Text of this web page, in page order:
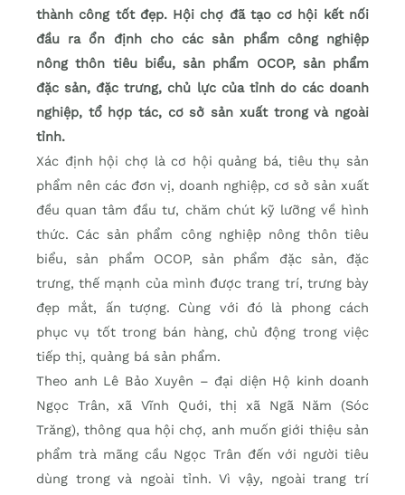
thành công tốt đẹp. Hội chợ đã tạo cơ hội kết nối
đầu ra ổn định cho các sản phẩm công nghiệp
nông thôn tiêu biểu, sản phẩm OCOP, sản phẩm
đặc sản, đặc trưng, chủ lực của tỉnh do các doanh
nghiệp, tổ hợp tác, cơ sở sản xuất trong và ngoài
tỉnh.
Xác định hội chợ là cơ hội quảng bá, tiêu thụ sản
phẩm nên các đơn vị, doanh nghiệp, cơ sở sản xuất
đều quan tâm đầu tư, chăm chút kỹ lưỡng về hình
thức. Các sản phẩm công nghiệp nông thôn tiêu
biểu, sản phẩm OCOP, sản phẩm đặc sản, đặc
trưng, thế mạnh của mình được trang trí, trưng bày
đẹp mắt, ấn tượng. Cùng với đó là phong cách
phục vụ tốt trong bán hàng, chủ động trong việc
tiếp thị, quảng bá sản phẩm.
Theo anh Lê Bảo Xuyên – đại diện Hộ kinh doanh
Ngọc Trân, xã Vĩnh Quới, thị xã Ngã Năm (Sóc
Trăng), thông qua hội chợ, anh muốn giới thiệu sản
phẩm trà mãng cầu Ngọc Trân đến với người tiêu
dùng trong và ngoài tỉnh. Vì vậy, ngoài trang trí